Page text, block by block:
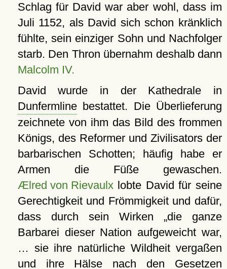
Schlag für David war aber wohl, dass im
Juli 1152, als David sich schon kränklich
fühlte, sein einziger Sohn und Nachfolger
starb. Den Thron übernahm deshalb dann
Malcolm IV.
David wurde in der Kathedrale in
Dunfermlinebestattet. Die Überlieferung
zeichnete von ihm das Bild des frommen
Königs, des Reformer und Zivilisators der
barbarischen Schotten; häufig habe er
Armen die Füße gewaschen.
Ælred von Rievaulxlobte David für seine
Gerechtigkeit und Frömmigkeit und dafür,
dass durch sein Wirken
die ganze
Barbarei dieser Nation aufgeweicht war,
… sie ihre natürliche Wildheit vergaßen
und ihre Hälse nach den Gesetzen